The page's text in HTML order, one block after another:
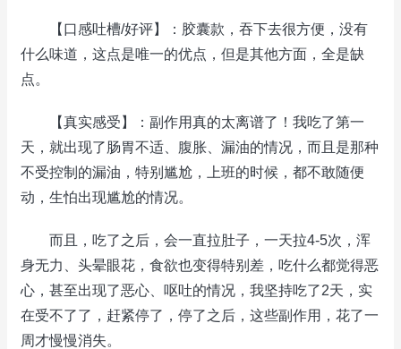
【口感吐槽/好评】：胶囊款，吞下去很方便，没有
什么味道，这点是唯一的优点，但是其他方面，全是缺
点。
【真实感受】：副作用真的太离谱了！我吃了第一
天，就出现了肠胃不适、腹胀、漏油的情况，而且是那种
不受控制的漏油，特别尴尬，上班的时候，都不敢随便
动，生怕出现尴尬的情况。
而且，吃了之后，会一直拉肚子，一天拉4-5次，浑
身无力、头晕眼花，食欲也变得特别差，吃什么都觉得恶
心，甚至出现了恶心、呕吐的情况，我坚持吃了2天，实
在受不了了，赶紧停了，停了之后，这些副作用，花了一
周才慢慢消失。